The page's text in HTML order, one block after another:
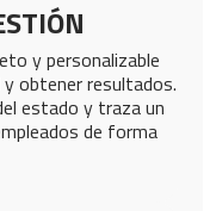
y personalizable
obtener resultados.
estado y traza un
de forma